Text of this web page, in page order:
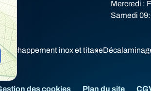
Mercredi :
Samedi
Echappement inox et titane